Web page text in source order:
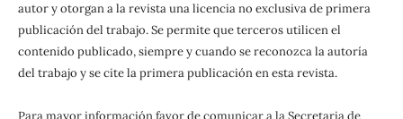
autor y otorgan a la revista una licencia no exclusiva de primera
publicación del trabajo. Se permite que terceros utilicen el
contenido publicado, siempre y cuando se reconozca la autoría
del trabajo y se cite la primera publicación en esta revista.